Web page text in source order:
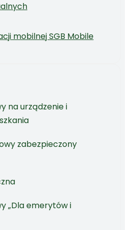
mobilnej SGB Mobile
na urządzenie i
zabezpieczony
„Dla emerytów i